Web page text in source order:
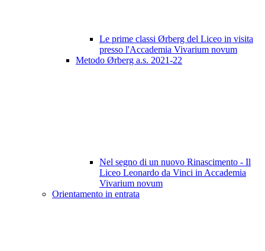
Le prime classi Ørberg del Liceo in visita
presso l'Accademia Vivarium novum
Metodo Ørberg a.s. 2021-22
Nel segno di un nuovo Rinascimento - Il
Liceo Leonardo da Vinci in Accademia
Vivarium novum
Orientamento in entrata